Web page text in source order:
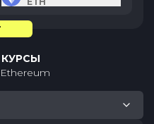
Ethereum